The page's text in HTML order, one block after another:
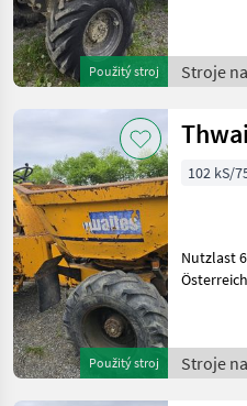
Použitý stroj Stroje
Použitý stroj
102 kS/
Nutzlast
vozidlo
Stroje